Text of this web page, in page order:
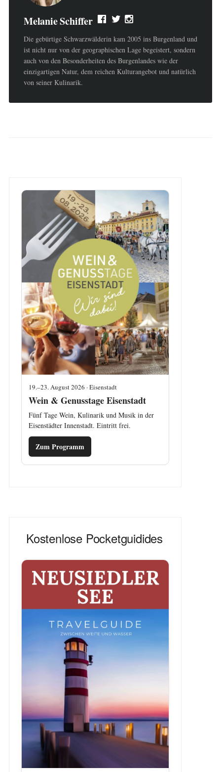
Melanie Schiffer
Die gebürtige Schwarzwälderin kam 2005 ins Burgenland und
ist nicht nur von der geographischen Lage begeistert, sondern
auch von den Besonderheiten des Burgenlandes wie der
einzigartigen Natur, dem reichen Kulturangebot und natürlich
von seiner Kulinarik.
19.–23. August 2026 · Eisenstadt
Wein & Genusstage Eisenstadt
Fünf Tage Wein, Kulinarik und Musik in der
Eisenstädter Innenstadt. Eintritt frei.
Zum Programm
Kostenlose Pocketguidides